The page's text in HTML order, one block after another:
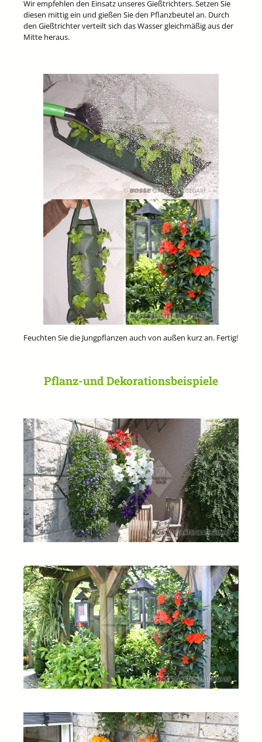
Wir empfehlen den Einsatz unseres Gießtrichters. Setzen Sie
diesen mittig ein und gießen Sie den Pflanzbeutel an. Durch
den Gießtrichter verteilt sich das Wasser gleichmäßig aus der
Mitte heraus.
Feuchten Sie die Jungpflanzen auch von außen kurz an. Fertig!
Pflanz-und Dekorationsbeispiele